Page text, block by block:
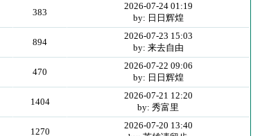
383
2026-07-24 01:19
by: 日日辉煌
894
2026-07-23 15:03
by: 来去自由
470
2026-07-22 09:06
by: 日日辉煌
1404
2026-07-21 12:20
by: 秀富里
1270
2026-07-20 13:40